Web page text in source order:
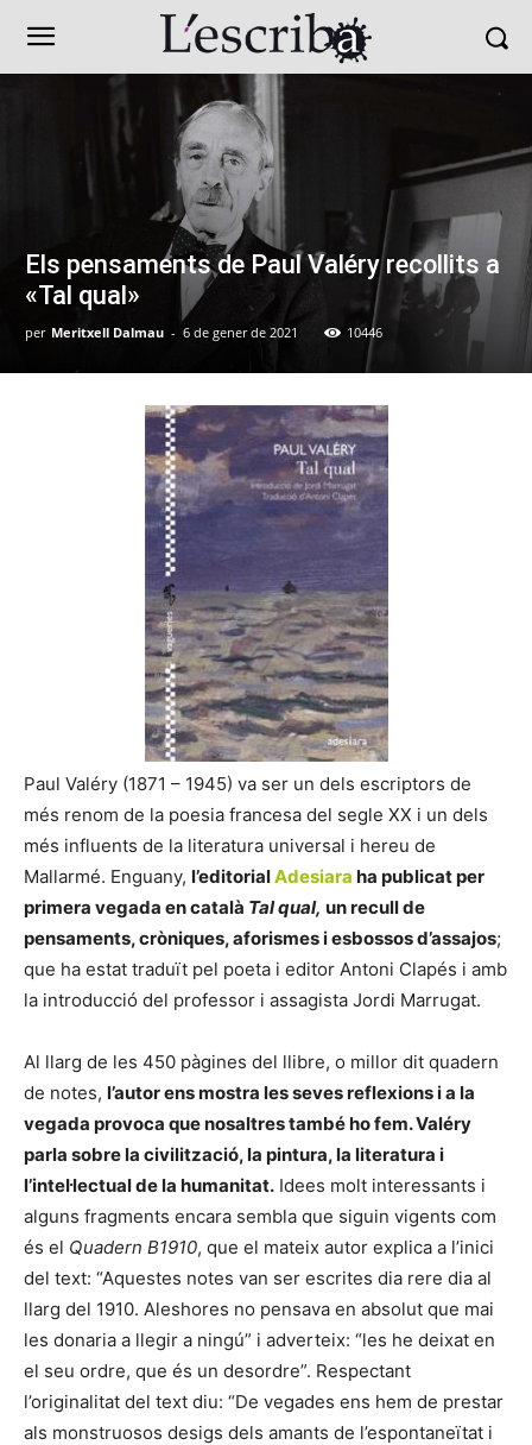
Els pensaments de Paul Valéry recollits a
«Tal qual»
per Meritxell Dalmau - 6 de gener de 2021 10446
Paul Valéry (1871 – 1945) va ser un dels escriptors de
més renom de la poesia francesa del segle XX i un dels
més influents de la literatura universal i hereu de
Mallarmé. Enguany, l’editorialAdesiara ha publicat per
primera vegada en català Tal qual, un recull de
pensaments, cròniques, aforismes i esbossos d’assajos;
que ha estat traduït pel poeta i editor Antoni Clapés i amb
la introducció del professor i assagista Jordi Marrugat.
Al llarg de les 450 pàgines del llibre, o millor dit quadern
de notes, l’autor ens mostra les seves reflexions i a la
vegada provoca que nosaltres també ho fem. Valéry
parla sobre la civilització, la pintura, la literatura i
l’intel·lectual de la humanitat. Idees molt interessants i
alguns fragments encara sembla que siguin vigents com
és el Quadern B1910, que el mateix autor explica a l’inici
del text: “Aquestes notes van ser escrites dia rere dia al
llarg del 1910. Aleshores no pensava en absolut que mai
les donaria a llegir a ningú” i adverteix: “les he deixat en
el seu ordre, que és un desordre”. Respectant
l’originalitat del text diu: “De vegades ens hem de prestar
als monstruosos desigs dels amants de l’espontaneïtat i